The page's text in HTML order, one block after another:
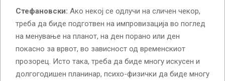
Стефановски: Ако некој се одлучи на сличен чекор,
треба да биде подготвен на импровизација во поглед
на менување на планот, на ден порано или ден
покасно за врвот, во зависност од временскиот
прозорец. Исто така, треба да биде многу искусен и
долгогодишен планинар, психо-физички да биде многу